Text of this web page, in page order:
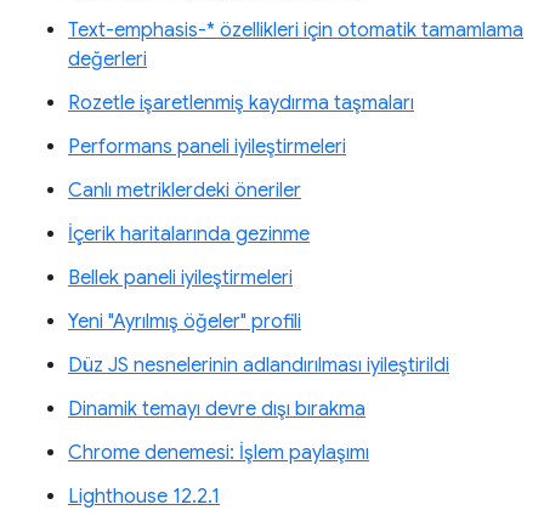
Text-emphasis-* özellikleri için otomatik tamamlama
değerleri
Rozetle işaretlenmiş kaydırma taşmaları
Performans paneli iyileştirmeleri
Canlı metriklerdeki öneriler
İçerik haritalarında gezinme
Bellek paneli iyileştirmeleri
Yeni "Ayrılmış öğeler" profili
Düz JS nesnelerinin adlandırılması iyileştirildi
Dinamik temayı devre dışı bırakma
Chrome denemesi: İşlem paylaşımı
Lighthouse 12.2.1